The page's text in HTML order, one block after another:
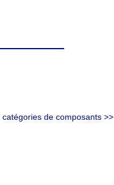
catégories de composants >>